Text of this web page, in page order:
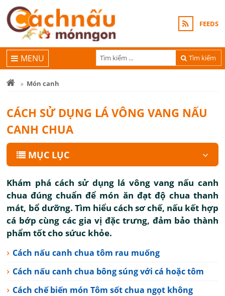
FEEDS
Tìm kiếm
MENU
Món canh
CÁCH SỬ DỤNG LÁ VÔNG VANG NẤU
CANH CHUA
MỤC LỤC
Khám phá cách sử dụng lá vông vang nấu canh
chua đúng chuẩn để món ăn đạt độ chua thanh
mát, bổ dưỡng. Tìm hiểu cách sơ chế, nấu kết hợp
cá bớp cùng các gia vị đặc trưng, đảm bảo thành
phẩm tốt cho sứuc khỏe.
Cách nấu canh chua tôm rau muống
Cách nấu canh chua bông súng với cá hoặc tôm
Cách chế biến món Tôm sốt chua ngọt không